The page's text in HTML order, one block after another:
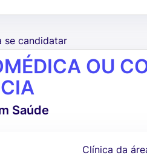
se candidatar
OU
Saúde
Clínica da